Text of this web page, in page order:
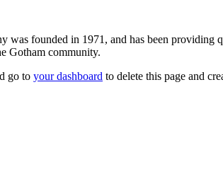
founded in 1971, and has been providing
Gotham community.
go to your dashboard to delete this page and